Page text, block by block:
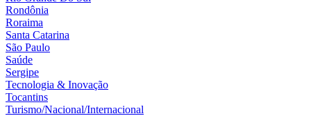
Rondônia
Roraima
Santa Catarina
São Paulo
Saúde
Sergipe
Tecnologia & Inovação
Tocantins
Turismo/Nacional/Internacional